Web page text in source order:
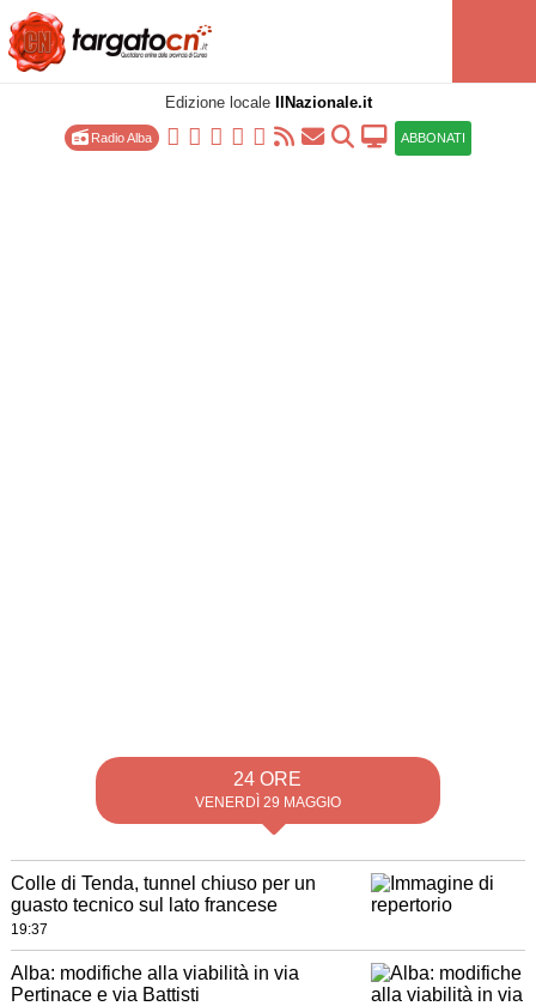
Edizione locale IlNazionale.it
Radio Alba ABBONATI
24 ORE
VENERDÌ 29 MAGGIO
Colle di Tenda, tunnel chiuso per un
guasto tecnico sul lato francese
19:37
Alba: modifiche alla viabilità in via
Pertinace e via Battisti